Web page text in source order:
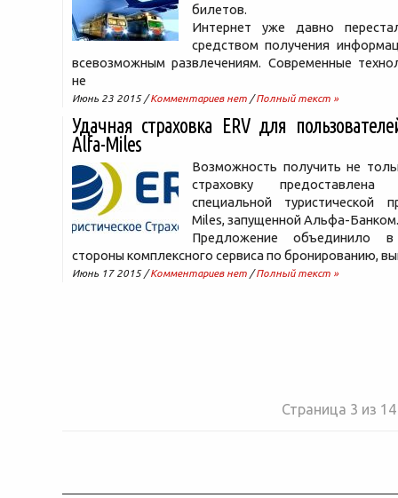
билетов.
Интернет уже давно
средством получения
всевозможным развлечениям. Современные
не
Июнь 23 2015 /Комментариев нет /Полный текст »
Удачная страховка ERV для
Alfa-Miles
Возможность получить не
страховку предоставлена
специальной туристической
Miles, запущенной Альфа-Банком.
Предложение объединило
стороны комплексного сервиса по бронированию,
Июнь 17 2015 /Комментариев нет /Полный текст »
Страница 3 из 14